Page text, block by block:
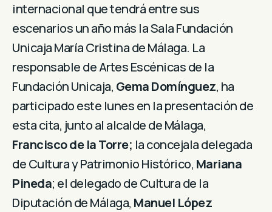
internacional que tendrá entre sus
escenarios un año más la Sala Fundación
Unicaja María Cristina de Málaga. La
responsable de Artes Escénicas de la
Fundación Unicaja, Gema Domínguez, ha
participado este lunes en la presentación de
esta cita, junto al alcalde de Málaga,
Francisco de la Torre; la concejala delegada
de Cultura y Patrimonio Histórico, Mariana
Pineda; el delegado de Cultura de la
Diputación de Málaga, Manuel López